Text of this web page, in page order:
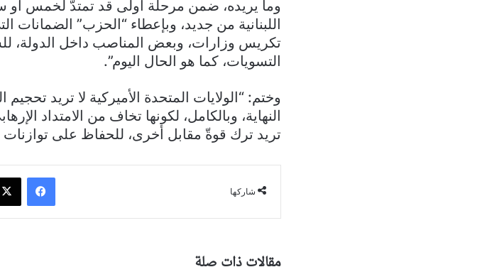
وما يريده، ضمن مرحلة أولى قد تمتدّ لخمس
اللبنانية من جديد، وبإعطاء “الحزب”
تكريس وزارات، وبعض المناصب داخل الدولة،
التسويات، كما هو الحال اليوم”.
وختم: “الولايات المتحدة الأميركية لا تريد
النهاية، وبالكامل، لكونها تخاف من الامتداد
تريد ترك قوةّ مقابل أخرى، للحفاظ على توازنات
شاركها